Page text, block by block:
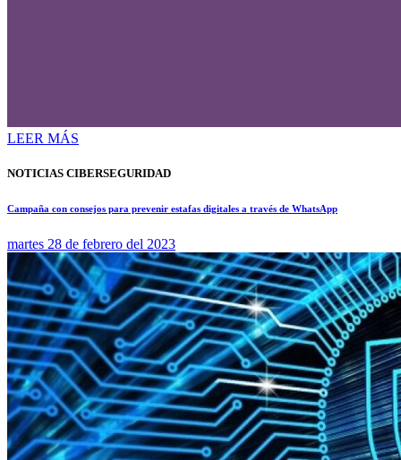
LEER MÁS
NOTICIAS CIBERSEGURIDAD
Campaña con consejos para prevenir estafas digitales a través de WhatsApp
martes 28 de febrero del 2023